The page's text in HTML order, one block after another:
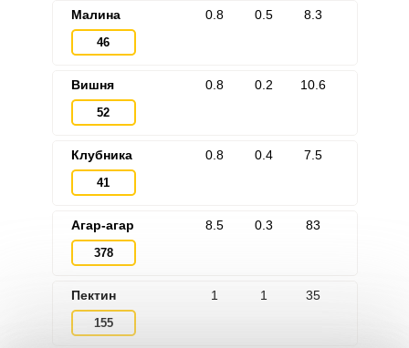
Малина
46
0.8 0.5 8.3
Вишня
52
0.8 0.2 10.6
Клубника
41
0.8 0.4 7.5
Агар-агар
378
8.5 0.3 83
Пектин
155
1 1 35